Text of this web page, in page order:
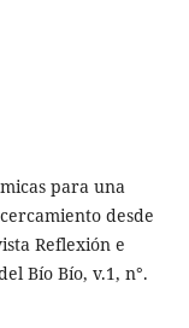
para una
desde
Reflexión e
Bío Bío, v.1, n°.